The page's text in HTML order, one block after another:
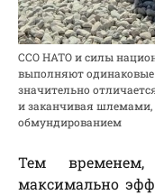
ССО НАТО и силы
выполняют одинаковые
значительно
и заканчивая шлемами,
обмундированием
Тем
максимально